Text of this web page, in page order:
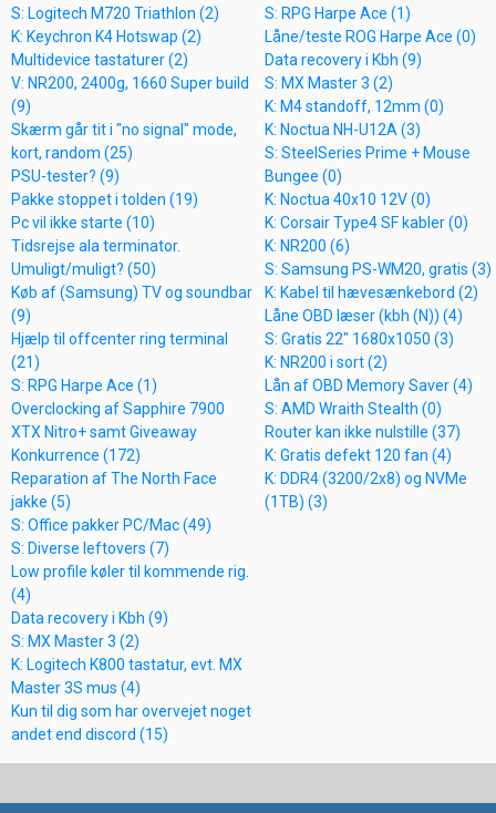
S: Logitech M720 Triathlon (2)
K: Keychron K4 Hotswap (2)
Multidevice tastaturer (2)
V: NR200, 2400g, 1660 Super build
(9)
Skærm går tit i "no signal" mode,
kort, random (25)
PSU-tester? (9)
Pakke stoppet i tolden (19)
Pc vil ikke starte (10)
Tidsrejse ala terminator.
Umuligt/muligt? (50)
Køb af (Samsung) TV og soundbar
(9)
Hjælp til offcenter ring terminal
(21)
S: RPG Harpe Ace (1)
Overclocking af Sapphire 7900
XTX Nitro+ samt Giveaway
Konkurrence (172)
Reparation af The North Face
jakke (5)
S: Office pakker PC/Mac (49)
S: Diverse leftovers (7)
Low profile køler til kommende rig.
(4)
Data recovery i Kbh (9)
S: MX Master 3 (2)
K: Logitech K800 tastatur, evt. MX
Master 3S mus (4)
Kun til dig som har overvejet noget
andet end discord (15)
S: RPG Harpe Ace (1)
Låne/teste ROG Harpe Ace (0)
Data recovery i Kbh (9)
S: MX Master 3 (2)
K: M4 standoff, 12mm (0)
K: Noctua NH-U12A (3)
S: SteelSeries Prime + Mouse
Bungee (0)
K: Noctua 40x10 12V (0)
K: Corsair Type4 SF kabler (0)
K: NR200 (6)
S: Samsung PS-WM20, gratis (3)
K: Kabel til hævesænkebord (2)
Låne OBD læser (kbh (N)) (4)
S: Gratis 22" 1680x1050 (3)
K: NR200 i sort (2)
Lån af OBD Memory Saver (4)
S: AMD Wraith Stealth (0)
Router kan ikke nulstille (37)
K: Gratis defekt 120 fan (4)
K: DDR4 (3200/2x8) og NVMe
(1TB) (3)